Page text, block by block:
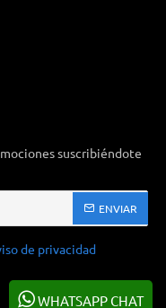
WHATSAPP CHAT
suscribiéndote
ENVIAR
de privacidad